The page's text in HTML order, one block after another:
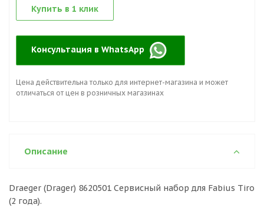
Купить в 1 клик
Консультация в WhatsApp
Цена действительна только для интернет-магазина и может
отличаться от цен в розничных магазинах
Описание
Draeger (Drager) 8620501 Сервисный набор для Fabius Tiro
(2 года).